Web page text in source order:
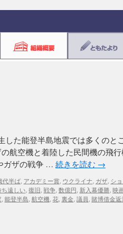
た能登半島地震では多くのとこ
航空機と着陸した民間機の飛
ガザの戦争 … 続きを読む →
代半ば, アカデミー賞, ウクライナ, ガザ, シ
ち遠しい, 復旧, 戦争, 数億円, 新入幕優勝, 映
, 能登半島, 航空機, 花, 裏金, 議員, 賭博借金返